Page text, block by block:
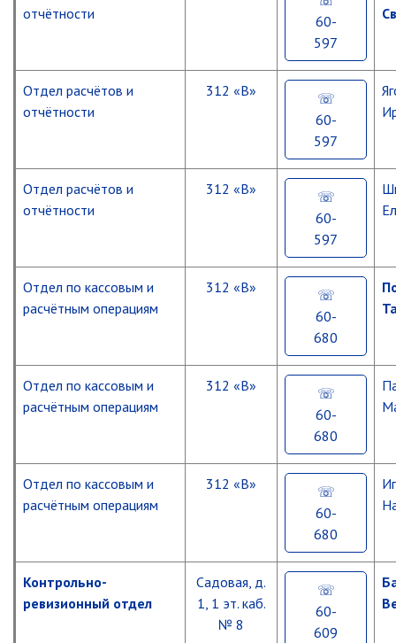
Комиссия по делам несовершеннолетних
Информация о проверках в рамках
муниципального контроля
Муниципальный контроль
Муниципальный контроль на
автомобильном транспорте,
городском наземном
электрическом транспорте и в
Муниципальный лесной контроль
Муниципальный земельный
Муниципальный контроль в сфере
Муниципальный контроль за
исполнением единой
обязательств по строительству,
теплоснабжения
Ведомственный контроль
Перечни информационных систем
отчётности
60-
597
Отдел расчётов и
отчётности
312 «В»
60-
597
Отдел расчётов и
отчётности
312 «В»
60-
597
Отдел по кассовым и
расчётным операциям
312 «В»
60-
680
Отдел по кассовым и
расчётным операциям
312 «В»
60-
680
Отдел по кассовым и
расчётным операциям
312 «В»
60-
680
Контрольно-
ревизионный отдел
Садовая, д.
1, 1 эт. каб.
№ 8
60-
609
твердым
топливом
граждан
из
аварийного
Повышение
эффективности
деятельности
Поддержка
СО
НКО
и
экстремизма
предпринимательства
Развитие
информационно-
Развитие
коммунальной